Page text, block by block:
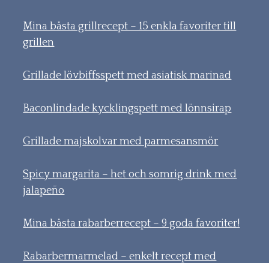
Mina bästa grillrecept – 15 enkla favoriter till
grillen
Grillade lövbiffsspett med asiatisk marinad
Baconlindade kycklingspett med lönnsirap
Grillade majskolvar med parmesansmör
Spicy margarita – het och somrig drink med
jalapeño
Mina bästa rabarberrecept – 9 goda favoriter!
Rabarbermarmelad – enkelt recept med